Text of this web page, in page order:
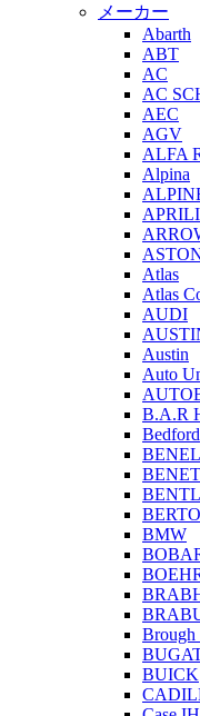
メーカー
Abarth
ABT
AC
AC
AEC
AGV
ALFA
Alpina
Atlas
Atlas
AUDI
Austin
Auto
B.A.R
Bedford
BMW
Brough
BUICK